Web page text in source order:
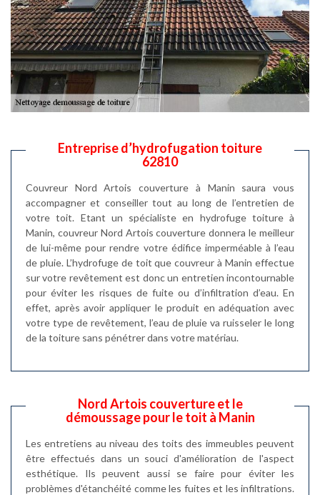
Entreprise d’hydrofugation toiture
62810
Couvreur Nord Artois couverture à Manin saura vous
accompagner et conseiller tout au long de l’entretien de
votre toit. Etant un spécialiste en hydrofuge toiture à
Manin, couvreur Nord Artois couverture donnera le meilleur
de lui-même pour rendre votre édifice imperméable à l’eau
de pluie. L’hydrofuge de toit que couvreur à Manin effectue
sur votre revêtement est donc un entretien incontournable
pour éviter les risques de fuite ou d’infiltration d’eau. En
effet, après avoir appliquer le produit en adéquation avec
votre type de revêtement, l’eau de pluie va ruisseler le long
de la toiture sans pénétrer dans votre matériau.
Nord Artois couverture et le
démoussage pour le toit à Manin
Les entretiens au niveau des toits des immeubles peuvent
être effectués dans un souci d'amélioration de l'aspect
esthétique. Ils peuvent aussi se faire pour éviter les
problèmes d'étanchéité comme les fuites et les infiltrations.